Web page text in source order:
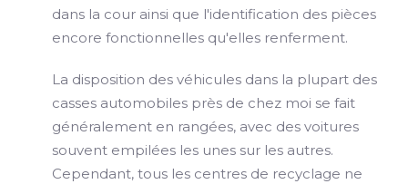
dans la cour ainsi que l'identification des pièces
encore fonctionnelles qu'elles renferment.
La disposition des véhicules dans la plupart des
casses automobiles près de chez moi se fait
généralement en rangées, avec des voitures
souvent empilées les unes sur les autres.
Cependant, tous les centres de recyclage ne